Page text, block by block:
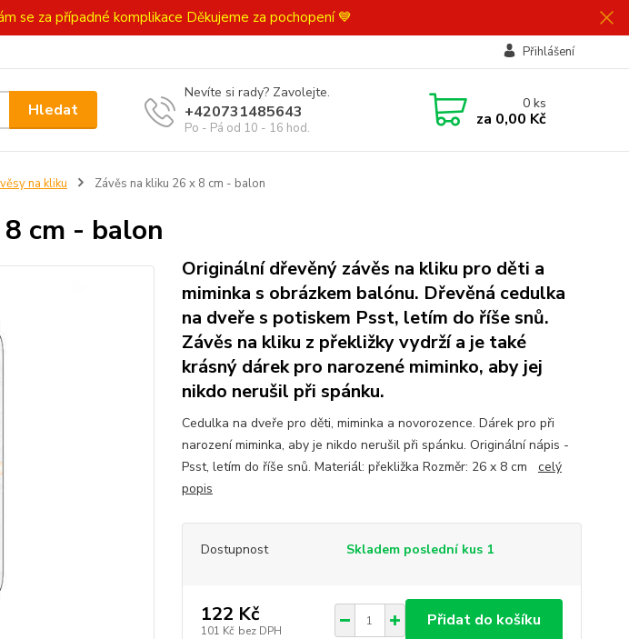
se za případné komplikace Děkujeme za pochopení 💙
Přihlášení
Hledat
Nevíte si rady? Zavolejte.
+420731485643
Po - Pá od 10 - 16 hod.
0ks
za 0,00 Kč
na kliku Závěs na kliku 26 x 8 cm - balon
cm - balon
Originální dřevěný závěs na kliku pro děti a
miminka s obrázkem balónu. Dřevěná cedulka
na dveře s potiskem Psst, letím do říše snů.
Závěs na kliku z překližky vydrží a je také
krásný dárek pro narozené miminko, aby jej
nikdo nerušil při spánku.
Cedulka na dveře pro děti, miminka a novorozence. Dárek pro při
narození miminka, aby je nikdo nerušil při spánku. Originální nápis -
Psst, letím do říše snů. Materiál: překližka Rozměr: 26 x 8 cm celý
popis
Dostupnost Skladem poslední kus 1
122 Kč
101 Kč bez DPH
Přidat do košíku